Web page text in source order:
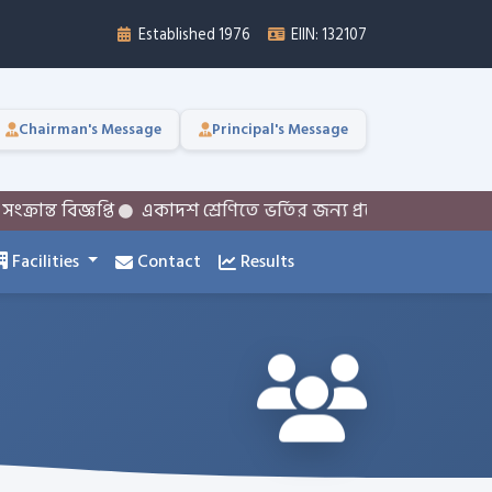
Established 1976 EIIN: 132107
Chairman's Message Principal's Message
বিজ্ঞপ্তি একাদশ শ্রেণিতে ভর্তির জন্য প্রয়োজনীয় তথ্যসমূহ
Facilities Contact Results